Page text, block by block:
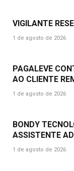
VIGILANTE
1 de agosto de 2026
PAGALEVE
AO CLIENTE
1 de agosto de 2026
BONDY
ASSISTENTE
1 de agosto de 2026